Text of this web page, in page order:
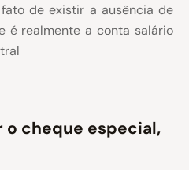
de existir a ausência de
é realmente a conta salário
o cheque especial,